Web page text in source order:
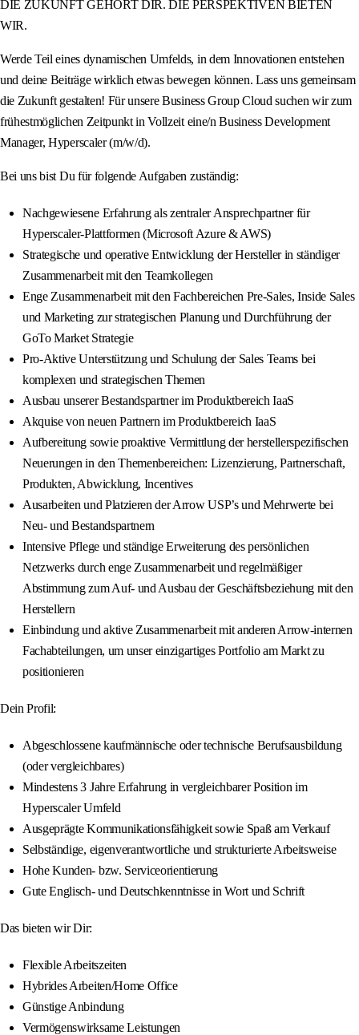
DIE ZUKUNFT GEHÖRT DIR. DIE PERSPEKTIVEN BIETEN
WIR.
Werde Teil eines dynamischen Umfelds, in dem Innovationen entstehen
und deine Beiträge wirklich etwas bewegen können. Lass uns gemeinsam
die Zukunft gestalten! Für unsere Business Group Cloud suchen wir zum
frühestmöglichen Zeitpunkt in Vollzeit eine/n Business Development
Manager, Hyperscaler (m/w/d).
Bei uns bist Du für folgende Aufgaben zuständig:
Nachgewiesene Erfahrung als zentraler Ansprechpartner für
Hyperscaler-Plattformen (Microsoft Azure & AWS)
Strategische und operative Entwicklung der Hersteller in ständiger
Zusammenarbeit mit den Teamkollegen
Enge Zusammenarbeit mit den Fachbereichen Pre-Sales, Inside Sales
und Marketing zur strategischen Planung und Durchführung der
GoTo Market Strategie
Pro-Aktive Unterstützung und Schulung der Sales Teams bei
komplexen und strategischen Themen
Ausbau unserer Bestandspartner im Produktbereich IaaS
Akquise von neuen Partnern im Produktbereich IaaS
Aufbereitung sowie proaktive Vermittlung der herstellerspezifischen
Neuerungen in den Themenbereichen: Lizenzierung, Partnerschaft,
Produkten, Abwicklung, Incentives
Ausarbeiten und Platzieren der Arrow USP’s und Mehrwerte bei
Neu- und Bestandspartnern
Intensive Pflege und ständige Erweiterung des persönlichen
Netzwerks durch enge Zusammenarbeit und regelmäßiger
Abstimmung zum Auf- und Ausbau der Geschäftsbeziehung mit den
Herstellern
Einbindung und aktive Zusammenarbeit mit anderen Arrow-internen
Fachabteilungen, um unser einzigartiges Portfolio am Markt zu
positionieren
Dein Profil:
Abgeschlossene kaufmännische oder technische Berufsausbildung
(oder vergleichbares)
Mindestens 3 Jahre Erfahrung in vergleichbarer Position im
Hyperscaler Umfeld
Ausgeprägte Kommunikationsfähigkeit sowie Spaß am Verkauf
Selbständige, eigenverantwortliche und strukturierte Arbeitsweise
Hohe Kunden- bzw. Serviceorientierung
Gute Englisch- und Deutschkenntnisse in Wort und Schrift
Das bieten wir Dir:
Flexible Arbeitszeiten
Hybrides Arbeiten/Home Office
Günstige Anbindung
Vermögenswirksame Leistungen